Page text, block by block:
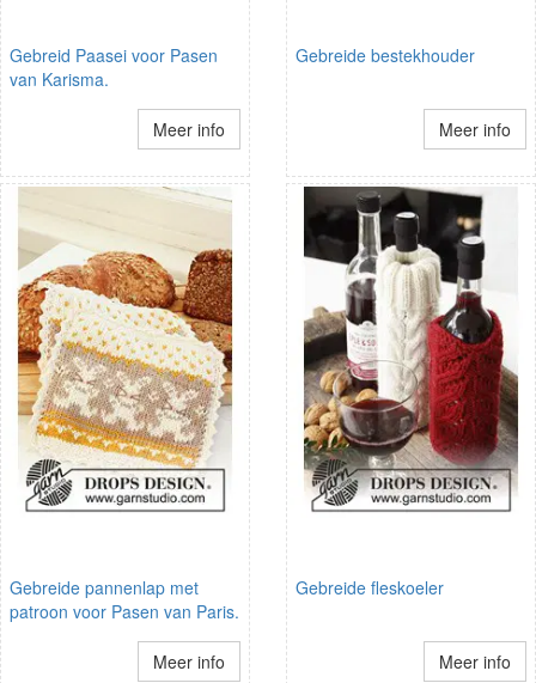
Gebreid Paasei voor Pasen
van Karisma.
Meer info
Gebreide bestekhouder
Meer info
Gebreide pannenlap met
patroon voor Pasen van Paris.
Meer info
Gebreide fleskoeler
Meer info